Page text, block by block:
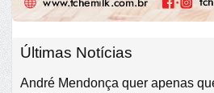
Últimas Notícias
André Mendonça quer apenas